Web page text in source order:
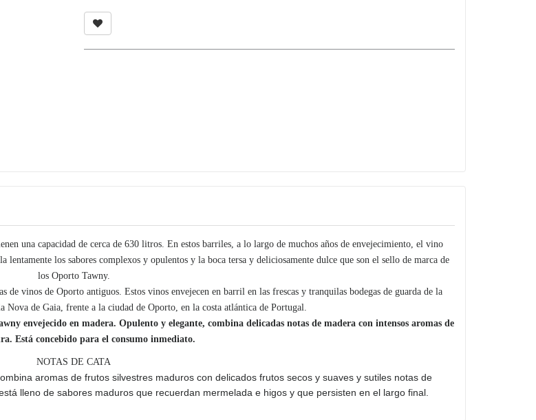
una capacidad de cerca de 630 litros. En estos barriles, a lo largo de muchos años de envejecimiento, el vino
los sabores complexos y opulentos y la boca tersa y deliciosamente dulce que son el sello de marca de
los Oporto Tawny.
de vinos de Oporto antiguos. Estos vinos envejecen en barril en las frescas y tranquilas bodegas de guarda de la
Nova de Gaia, frente a la ciudad de Oporto, en la costa atlántica de Portugal.
envejecido en madera. Opulento y elegante, combina delicadas notas de madera con intensos aromas de
Está concebido para el consumo inmediato.
NOTAS DE CATA
aromas de frutos silvestres maduros con delicados frutos secos y suaves y sutiles notas de
lleno de sabores maduros que recuerdan mermelada e higos y que persisten en el largo final.